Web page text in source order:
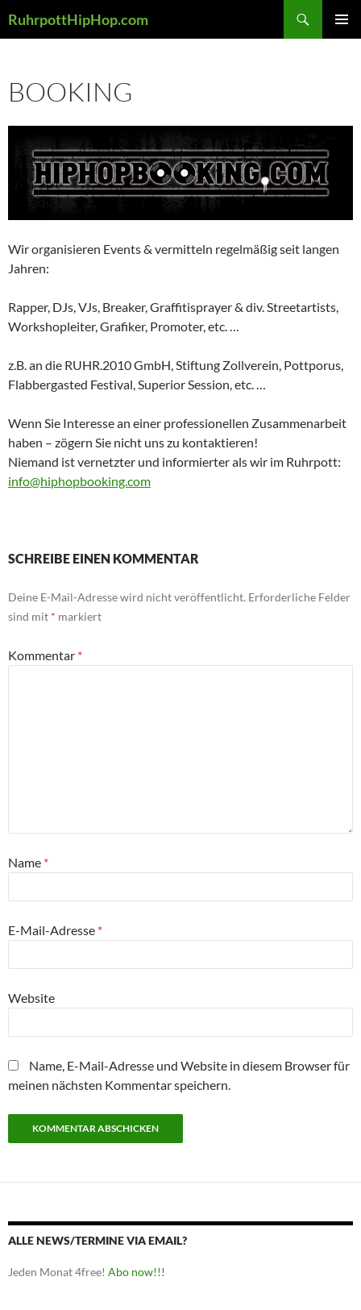
Inhalt
RuhrpottHipHop.com
BOOKING
Wir organisieren Events & vermitteln regelmäßig seit langen
Jahren:
Rapper, DJs, VJs, Breaker, Graffitisprayer & div. Streetartists,
Workshopleiter, Grafiker, Promoter, etc. …
z.B. an die RUHR.2010 GmbH, Stiftung Zollverein, Pottporus,
Flabbergasted Festival, Superior Session, etc. …
Wenn Sie Interesse an einer professionellen Zusammenarbeit
haben – zögern Sie nicht uns zu kontaktieren!
Niemand ist vernetzter und informierter als wir im Ruhrpott:
info@hiphopbooking.com
SCHREIBE EINEN KOMMENTAR
Deine E-Mail-Adresse wird nicht veröffentlicht. Erforderliche Felder
sind mit * markiert
Kommentar *
Name *
E-Mail-Adresse *
Website
Name, E-Mail-Adresse und Website in diesem Browser für
meinen nächsten Kommentar speichern.
ALLE NEWS/TERMINE VIA EMAIL?
Jeden Monat 4free! Abo now!!!